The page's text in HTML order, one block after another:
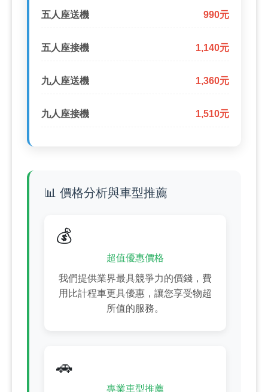
五人座送機 990元
五人座接機 1,140元
九人座送機 1,360元
九人座接機 1,510元
📊 價格分析與車型推薦
💰
超值優惠價格
我們提供業界最具競爭力的價錢，費
用比計程車更具優惠，讓您享受物超
所值的服務。
🚗
專業車型推薦